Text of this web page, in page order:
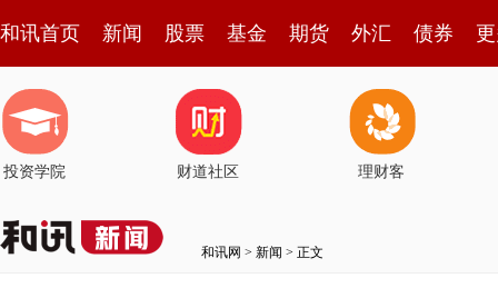
和讯首页 新闻 股票 基金 期货 外汇 债券
投资学院 财道社区 理财客
和讯网 > 新闻 > 正文